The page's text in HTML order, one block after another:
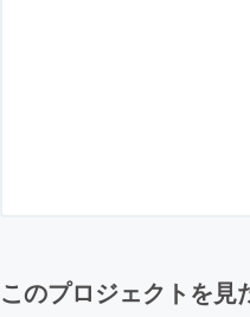
このプロジェクトを見